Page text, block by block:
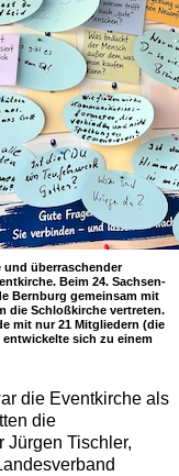
und überraschender
Beim 24. Sachsen-
Bernburg gemeinsam mit
die Schloßkirche vertreten.
mit nur 21 Mitgliedern (die
sich zu einem
die Eventkirche als
die
Jürgen Tischler,